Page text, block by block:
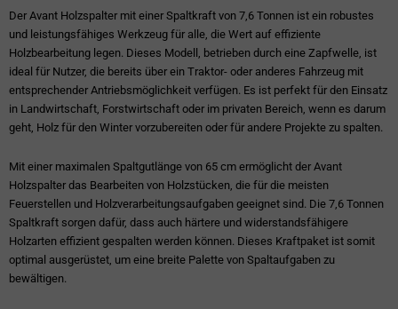
Der Avant Holzspalter mit einer Spaltkraft von 7,6 Tonnen ist ein robustes
und leistungsfähiges Werkzeug für alle, die Wert auf effiziente
Holzbearbeitung legen. Dieses Modell, betrieben durch eine Zapfwelle, ist
ideal für Nutzer, die bereits über ein Traktor- oder anderes Fahrzeug mit
entsprechender Antriebsmöglichkeit verfügen. Es ist perfekt für den Einsatz
in Landwirtschaft, Forstwirtschaft oder im privaten Bereich, wenn es darum
geht, Holz für den Winter vorzubereiten oder für andere Projekte zu spalten.
Mit einer maximalen Spaltgutlänge von 65 cm ermöglicht der Avant
Holzspalter das Bearbeiten von Holzstücken, die für die meisten
Feuerstellen und Holzverarbeitungsaufgaben geeignet sind. Die 7,6 Tonnen
Spaltkraft sorgen dafür, dass auch härtere und widerstandsfähigere
Holzarten effizient gespalten werden können. Dieses Kraftpaket ist somit
optimal ausgerüstet, um eine breite Palette von Spaltaufgaben zu
bewältigen.